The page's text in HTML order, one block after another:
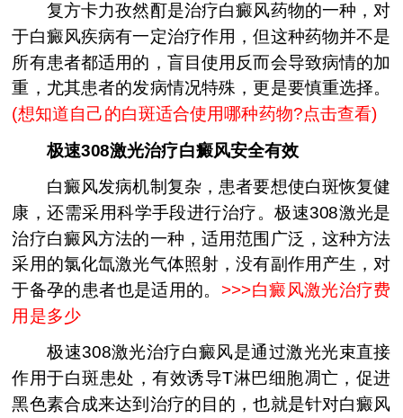
复方卡力孜然酊是治疗白癜风药物的一种，对
于白癜风疾病有一定治疗作用，但这种药物并不是
所有患者都适用的，盲目使用反而会导致病情的加
重，尤其患者的发病情况特殊，更是要慎重选择。
(想知道自己的白斑适合使用哪种药物?点击查看)
极速308激光治疗白癜风安全有效
白癜风发病机制复杂，患者要想使白斑恢复健
康，还需采用科学手段进行治疗。极速308激光是
治疗白癜风方法的一种，适用范围广泛，这种方法
采用的氯化氙激光气体照射，没有副作用产生，对
于备孕的患者也是适用的。 >>>白癜风激光治疗费
用是多少
极速308激光治疗白癜风是通过激光光束直接
作用于白斑患处，有效诱导T淋巴细胞凋亡，促进
黑色素合成来达到治疗的目的，也就是针对白癜风